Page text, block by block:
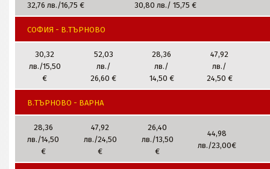
32,76 лв./16,75 € 30,80 лв./ 15,75 €
СОФИЯ - В.ТЪРНОВО
30,32
лв./15,50
€
52,03
лв./
26,60 €
28,36
лв./
14,50 €
47,92
лв./
24,50 €
В.ТЪРНОВО - ВАРНА
28,36
лв./14,50
€
47,92
лв./24,50
€
26,40
лв./13,50
€
44,98
лв./23,00€